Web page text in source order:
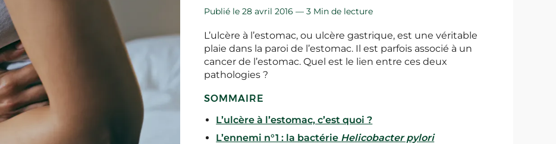
Publié le 28 avril 2016 —3 Min de lecture
L’ulcère à l’estomac, ou ulcère gastrique, est une véritable
plaie dans la paroi de l’estomac. Il est parfois associé à un
cancer de l’estomac. Quel est le lien entre ces deux
pathologies ?
SOMMAIRE
L’ulcère à l’estomac, c’est quoi ?
L’ennemi n°1 : la bactérie Helicobacter pylori